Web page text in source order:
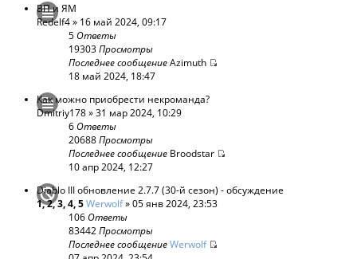
ВП и ЯМ
Redelf4» 16 май 2024, 09:17
5Ответы
19303Просмотры
Последнее сообщениеAzimuth
18 май 2024, 18:47
Как можно приобрести некроманда?
Dmitriy178» 31 мар 2024, 10:29
6Ответы
20688Просмотры
Последнее сообщение Broodstar
10 апр 2024, 12:27
Diablo III обновление 2.7.7 (30-й сезон) - обсуждение
1,2,3,4,5Werwolf» 05 янв 2024, 23:53
106Ответы
83442Просмотры
Последнее сообщениеWerwolf